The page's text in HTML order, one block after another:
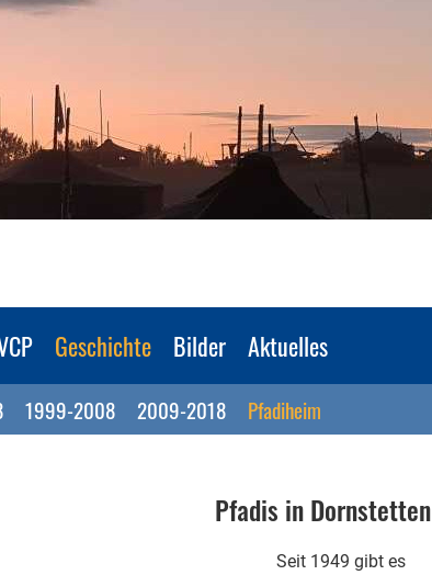
Geschichte Bilder Aktuelles
1999-2008 2009-2018 Pfadiheim
Pfadis in Dornstetten
Seit 1949 gibt es